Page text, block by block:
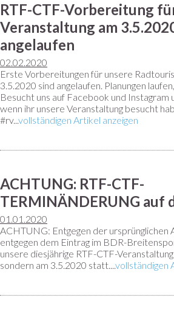
RTF-CTF-Vorbereitung
Veranstaltung am
angelaufen
02.02.2020
Erste Vorbereitungen für unsere
3.5.2020 sind angelaufen. Planungen
Besucht uns auf Facebook und Instagram
wenn ihr unsere Veranstaltung besucht
#rv...vollständigen Artikel anzeigen
ACHTUNG: RTF-CTF-
TERMINÄNDERUNG auf
01.01.2020
ACHTUNG: Entgegen der ursprünglichen
entgegen dem Eintrag im BDR-
unsere diesjährige RTF-CTF-
sondern am 3.5.2020 statt....vollständigen